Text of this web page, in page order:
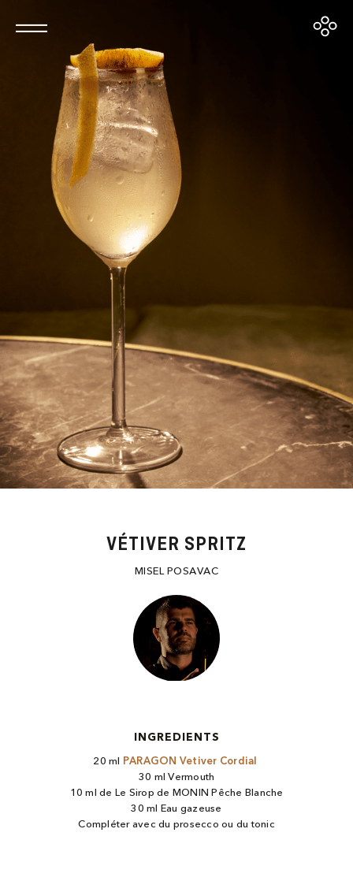
VÉTIVER SPRITZ
MISEL POSAVAC
INGREDIENTS
20 ml PARAGON Vetiver Cordial ​
30 ml Vermouth
10 ml de Le Sirop de MONIN Pêche Blanche
30 ml Eau gazeuse
Compléter avec du prosecco ou du tonic